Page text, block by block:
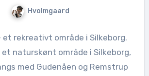
Hvolmgaard
et rekreativt område i Silkeborg.
naturskønt område i Silkeborg,
med Gudenåen og Remstrup